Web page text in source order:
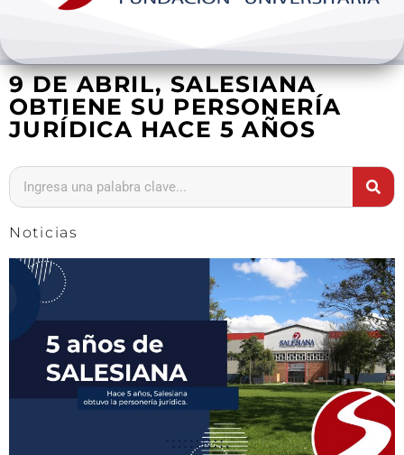
Internacionalización
Investigación
Extension y desarrollo
9 DE ABRIL, SALESIANA
OBTIENE SU PERSONERÍA
JURÍDICA HACE 5 AÑOS
Noticias